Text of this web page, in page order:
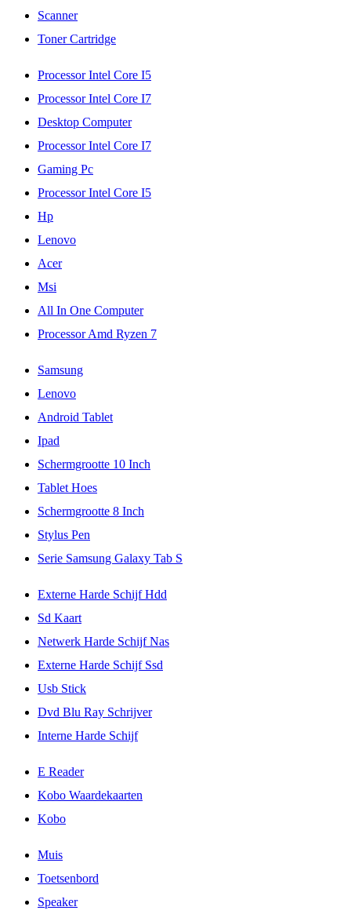
Scanner
Toner Cartridge
Processor Intel Core I5
Processor Intel Core I7
Desktop Computer
Processor Intel Core I7
Gaming Pc
Processor Intel Core I5
Hp
Lenovo
Acer
Msi
All In One Computer
Processor Amd Ryzen 7
Samsung
Lenovo
Android Tablet
Ipad
Schermgrootte 10 Inch
Tablet Hoes
Schermgrootte 8 Inch
Stylus Pen
Serie Samsung Galaxy Tab S
Externe Harde Schijf Hdd
Sd Kaart
Netwerk Harde Schijf Nas
Externe Harde Schijf Ssd
Usb Stick
Dvd Blu Ray Schrijver
Interne Harde Schijf
E Reader
Kobo Waardekaarten
Kobo
Muis
Toetsenbord
Speaker